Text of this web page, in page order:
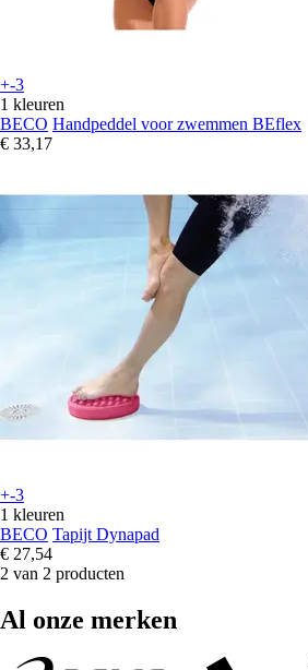
+-3
1 kleuren
BECO Handpeddel voor zwemmen BEflex
€ 33,17
+-3
1 kleuren
BECO Tapijt Dynapad
€ 27,54
2 van 2 producten
Al onze merken